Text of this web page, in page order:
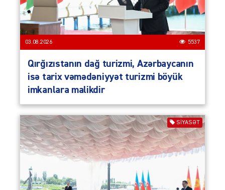
03.08.2026 5537
Qırğızıstanın dağ turizmi, Azərbaycanın
isə tarix vəmədəniyyət turizmi böyük
imkanlara malikdir
SIYASƏT